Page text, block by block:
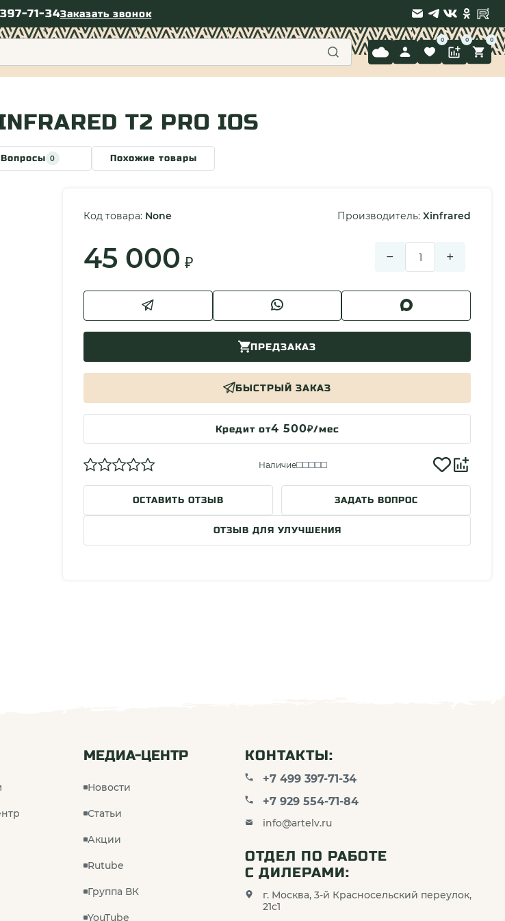
71-34Заказать звонок
T2 PRO IOS
Вопросы 0 Похожие товары
Код товара: None Производитель: Xinfrared
45 000 ₽ − +
ПРЕДЗАКАЗ
БЫСТРЫЙ ЗАКАЗ
Кредит от4 500₽/мес
Наличие
ОСТАВИТЬ ОТЗЫВ ЗАДАТЬ ВОПРОС
ОТЗЫВ ДЛЯ УЛУЧШЕНИЯ
МЕДИА-ЦЕНТР
Новости
Статьи
Акции
Rutube
Группа ВК
YouTube
КОНТАКТЫ:
+7 499 397-71-34
+7 929 554-71-84
info@artelv.ru
ОТДЕЛ ПО РАБОТЕ
С ДИЛЕРАМИ:
г. Москва, 3-й Красносельский переулок,
21с1